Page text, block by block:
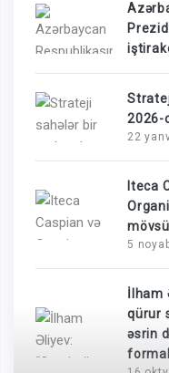
2026-
22
Iteca
5
İlham
qürur
əsrin